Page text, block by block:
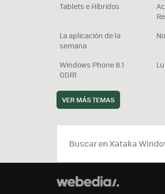
Tablets e Híbridos
La aplicación de la
semana
Windows Phone 8.1
GDR1
VER MÁS TEMAS